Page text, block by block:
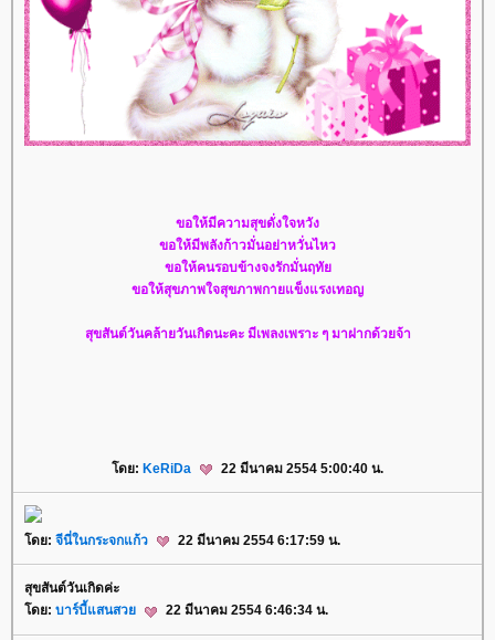
ขอให้มีความสุขดั่งใจหวัง
ขอให้มีพลังก้าวมั่นอย่าหวั่นไหว
ขอให้คนรอบข้างจงรักมั่นฤทั
ขอให้สุขภาพใจสุขภาพกายแข็งแรงเทอญ
สุขสันต์วันคล้ายวันเกิดนะคะ มีเพลงเพราะ ๆ มาฝากด้วยจ้า
ดย: KeRiDa 22 มีนาคม 2554 5:00:40 น.
ดย: จีนี่ในกระจกแก้ว 22 มีนาคม 2554 6:17:59 น.
สุขสันต์วันเกิดค่ะ
ดย: บาร์บี้แสนสว 22 มีนาคม 2554 6:46:34 น.